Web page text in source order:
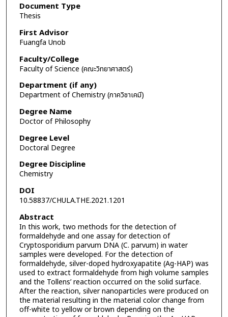
Document Type
Thesis
First Advisor
Fuangfa Unob
Faculty/College
Faculty of Science (คณะวิทยาศาสตร์)
Department (if any)
Department of Chemistry (ภาควิชาเคมี)
Degree Name
Doctor of Philosophy
Degree Level
Doctoral Degree
Degree Discipline
Chemistry
DOI
10.58837/CHULA.THE.2021.1201
Abstract
In this work, two methods for the detection of
formaldehyde and one assay for detection of
Cryptosporidium parvum DNA (C. parvum) in water
samples were developed. For the detection of
formaldehyde, silver-doped hydroxyapatite (Ag-HAP) was
used to extract formaldehyde from high volume samples
and the Tollens’ reaction occurred on the solid surface.
After the reaction, silver nanoparticles were produced on
the material resulting in the material color change from
off-white to yellow or brown depending on the